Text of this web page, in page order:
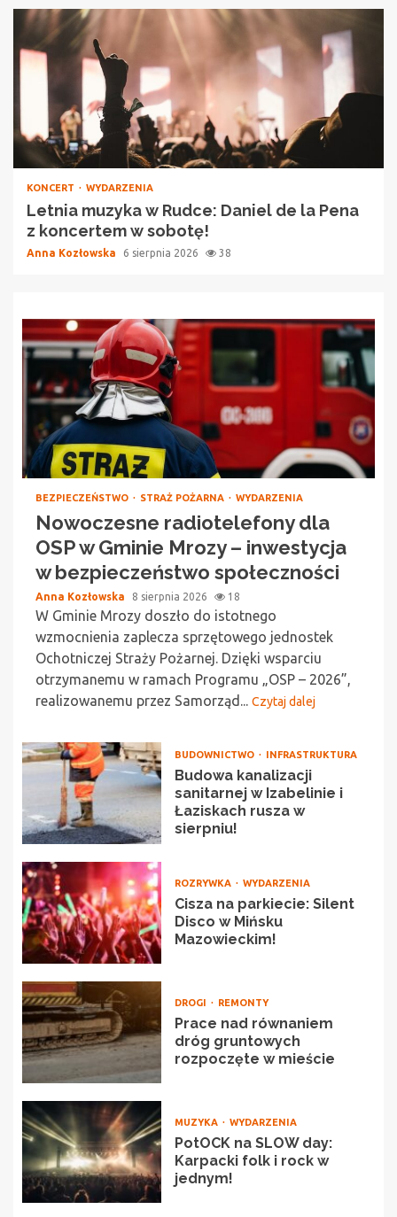
KONCERT WYDARZENIA
Letnia muzyka w Rudce: Daniel de la Pena
z koncertem w sobotę!
Anna Kozłowska 6 sierpnia 2026 38
BEZPIECZEŃSTWO STRAŻ POŻARNA WYDARZENIA
Nowoczesne radiotelefony dla
OSP w Gminie Mrozy – inwestycja
w bezpieczeństwo społeczności
Anna Kozłowska 8 sierpnia 2026 18
W Gminie Mrozy doszło do istotnego
wzmocnienia zaplecza sprzętowego jednostek
Ochotniczej Straży Pożarnej. Dzięki wsparciu
otrzymanemu w ramach Programu „OSP – 2026”,
realizowanemu przez Samorząd... Czytaj dalej
BUDOWNICTWO INFRASTRUKTURA
Budowa kanalizacji
sanitarnej w Izabelinie i
Łaziskach rusza w
sierpniu!
ROZRYWKA WYDARZENIA
Cisza na parkiecie: Silent
Disco w Mińsku
Mazowieckim!
DROGI REMONTY
Prace nad równaniem
dróg gruntowych
rozpoczęte w mieście
MUZYKA WYDARZENIA
PotOCK na SLOW day:
Karpacki folk i rock w
jednym!